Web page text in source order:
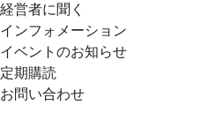
経営者に聞く
インフォメーション
イベントのお知らせ
定期購読
お問い合わせ